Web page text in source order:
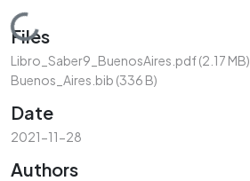
Loading...
Files
Libro_Saber9_BuenosAires.pdf(2.17 MB)
Buenos_Aires.bib (336 B)
Date
2021-11-28
Authors